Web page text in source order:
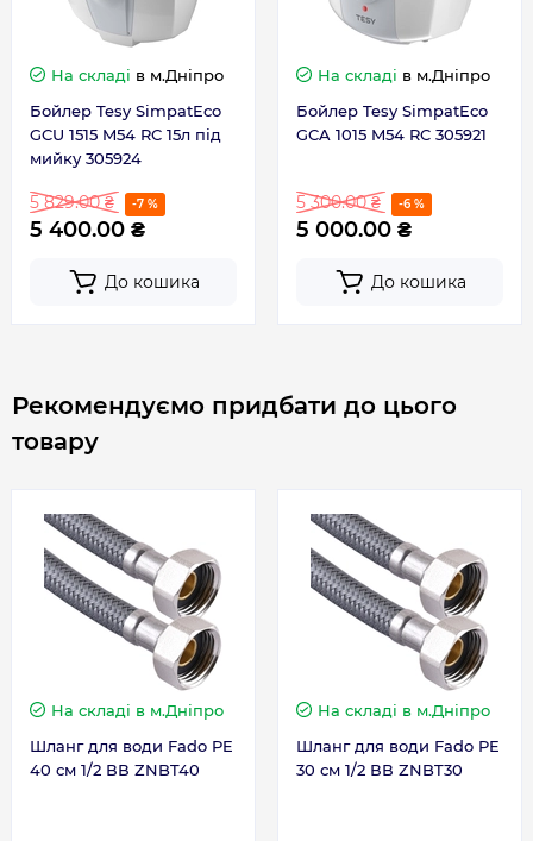
SimpatEco
ТЕН Мокрий
Вага брутто, кг
Вага, кг 7.76
384
На складі в м.Дніпро
Бойлер Tesy SimpatEco
GCU 1515 M54 RC 15л під
мийку 305924
5 829.00 ₴ -7 %
5 400.00 ₴
До кошика
На складі в м.Дніпро
Бойлер Tesy SimpatEco
GCA 1015 M54 RC 305921
5 300.00 ₴ -6 %
5 000.00 ₴
До кошика
Рекомендуємо придбати до цього
товару
На складі в м.Дніпро
Шланг для води Fado PE
40 см 1/2 ВВ ZNBT40
На складі в м.Дніпро
Шланг для води Fado PE
30 см 1/2 ВВ ZNBT30